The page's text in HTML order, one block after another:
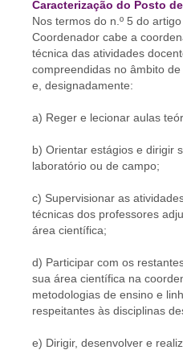
Caracterização do Posto
Nos termos do n.º 5 do
Coordenador cabe a
técnica das atividades
compreendidas no âmbito
e, designadamente:
a) Reger e lecionar aulas
b) Orientar estágios e dirigir
laboratório ou de campo;
c) Supervisionar as
técnicas dos professores
área científica;
d) Participar com os
sua área científica na
metodologias de ensino e
respeitantes às disciplinas
e) Dirigir, desenvolver e